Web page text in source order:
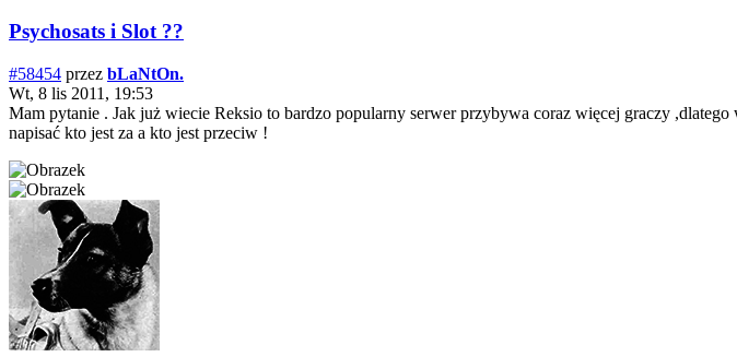
Psychosats i Slot ??
#58454 przez bLaNtOn.
Wt, 8 lis 2011, 19:53
Mam pytanie . Jak już wiecie Reksio to bardzo popularny serwer przybywa coraz więcej graczy
napisać kto jest za a kto jest przeciw !